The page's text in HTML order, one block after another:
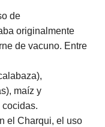
de
originalmente
de vacuno. Entre
maíz y
el Charqui, el uso